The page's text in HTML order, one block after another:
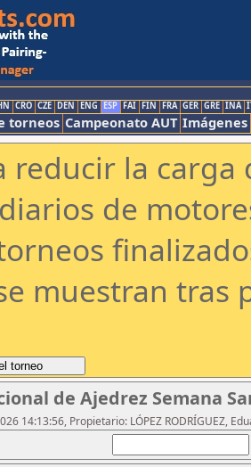
CRO CZE DEN ENG ESP FAI FIN FRA GER GRE INA
torneos Campeonato AUT Imágenes
reducir la
de
muestran tras
de Ajedrez Semana
14:13:56, Propietario: LÓPEZ RODRÍGUEZ,